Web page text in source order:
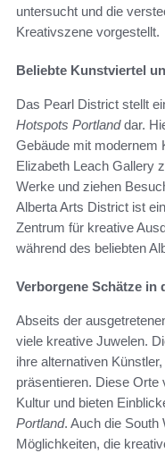
untersucht und die
Kreativszene vorgestellt.
Beliebte Kunstviertel
Das Pearl District stellt
Hotspots Portlanddar.
Gebäude mit modernem
Elizabeth Leach Gallery
Werke und ziehen
Alberta Arts District ist
Zentrum für kreative
während des beliebten
Verborgene Schätze in
Abseits der
viele kreative Juwelen.
ihre alternativen
präsentieren. Diese
Kultur und bieten
Portland. Auch die South
Möglichkeiten, die